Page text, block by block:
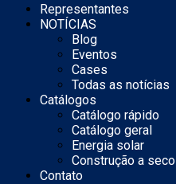
Representantes
NOTÍCIAS
Blog
Eventos
Cases
Todas as notícias
Catálogos
Catálogo rápido
Catálogo geral
Energia solar
Construção a seco
Contato